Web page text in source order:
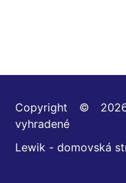
Copyright ©
vyhradené
Lewik - domovská